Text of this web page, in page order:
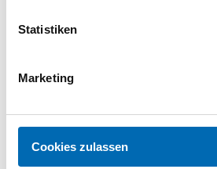
Statistiken
Marketing
Cookies zulassen
Produktart
Produktbeschreibung
Kalt- oder Warmverleimung von
HPL-Kanten, Korpusmontage.